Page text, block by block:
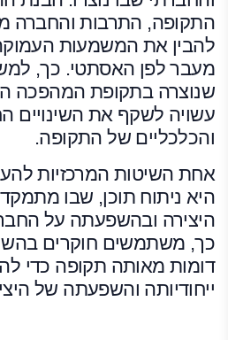
התקופה, התרבות והחברה
להבין את המשמעות
מעבר לפן האסתטי. כך,
שנוצרה בתקופת המהפכה
עשויה לשקף את השינויים
והכלכליים של התקופה.
אחת השיטות המרכזיות
היא ניתוח תוכן, שבו
היצירה ובהשפעתה על
כך, משתמשים חוקרים
דומות מאותה תקופה כדי
ייחודיותה והשפעתה של